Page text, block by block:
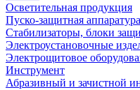
Осветительная продукция
Пуско-защитная аппаратура
Стабилизаторы, блоки
Электроустановочные
Электрощитовое
Инструмент
Абразивный и зачистной